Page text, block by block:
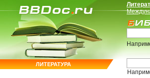
ЛИТЕРАТУРА